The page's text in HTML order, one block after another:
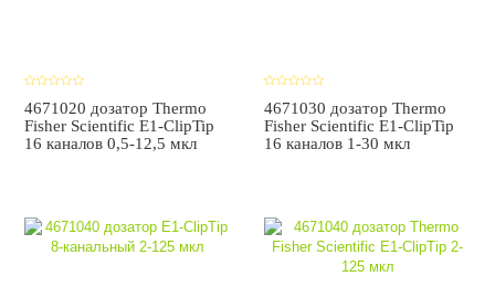
4671020 дозатор Thermo
Fisher Scientific E1-ClipTip
16 каналов 0,5-12,5 мкл
4671030 дозатор Thermo
Fisher Scientific E1-ClipTip
16 каналов 1-30 мкл